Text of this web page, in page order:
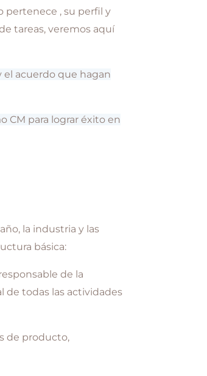
pertenece , su perfil y
tareas, veremos aquí
el acuerdo que hagan
CM para lograr éxito en
la industria y las
básica:
de la
de todas las actividades
de producto,